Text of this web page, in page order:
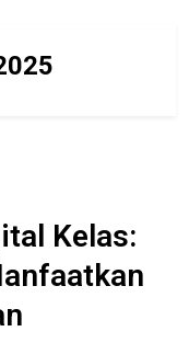
Kelas: